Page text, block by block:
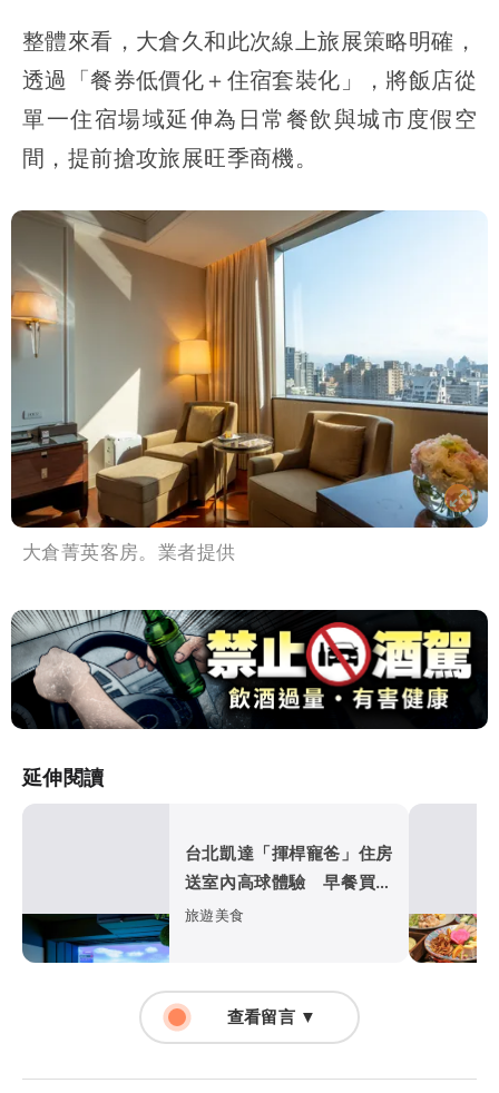
整體來看，大倉久和此次線上旅展策略明確，
透過「餐券低價化＋住宿套裝化」，將飯店從
單一住宿場域延伸為日常餐飲與城市度假空
間，提前搶攻旅展旺季商機。
大倉菁英客房。業者提供
延伸閱讀
台北凱達「揮桿寵爸」住房
送室內高球體驗 早餐買一
送一搶父親節商機
旅遊美食
查看留言 ▼